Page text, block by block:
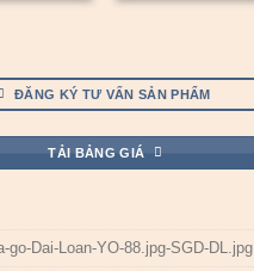
ĐĂNG KÝ TƯ VẤN SẢN PHẨM
TẢI BẢNG GIÁ
go-Dai-Loan-YO-88.jpg-SGD-DL.jpg